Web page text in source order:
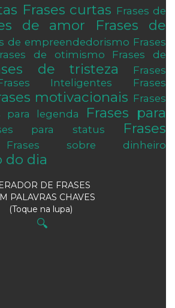
Frases curtas Frases de
de amor
Frases de
de empreendedorismo Frases
de otimismo
Frases de
de tristeza
Frases
Inteligentes
Frases
motivacionais Frases
para legenda
Frases para
para status
Frases
Frases sobre dinheiro
do dia
DE FRASES
PALAVRAS CHAVES
(Toque na lupa)
🔍